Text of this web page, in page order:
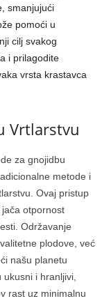
smanjujući
pomoći u
cilj svakog
i prilagodite
vrsta krastavca
Vrtlarstvu
za gnojidbu
metode i
Ovaj pristup
otpornost
Održavanje
plodove, već
našu planetu
i hranljivi,
rast uz minimalnu